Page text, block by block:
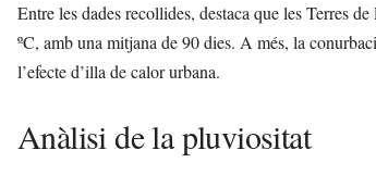
Entre les dades recollides, destaca que les Terres
ºC, amb una mitjana de 90 dies. A més, la
l’efecte d’illa de calor urbana.
Anàlisi de la pluviositat